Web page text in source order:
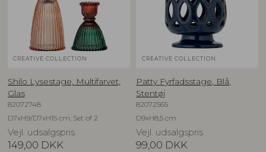
CREATIVE COLLECTION
Shilo Lysestage, Multifarvet,
Glas
82072748
D7xH9/D7xH15 cm, Set of 2
Vejl. udsalgspris
149,00 DKK
CREATIVE COLLECTION
Patty Fyrfadsstage, Blå,
Stentøj
82072565
D9xH8,5 cm
Vejl. udsalgspris
99,00 DKK